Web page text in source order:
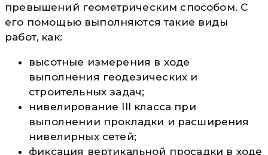
превышений геометрическим способом. С
его помощью выполняются такие виды
работ, как:
высотные измерения в ходе
выполнения геодезических и
строительных задач;
нивелирование III класса при
выполнении прокладки и расширения
нивелирных сетей;
фиксация вертикальной просадки в ходе